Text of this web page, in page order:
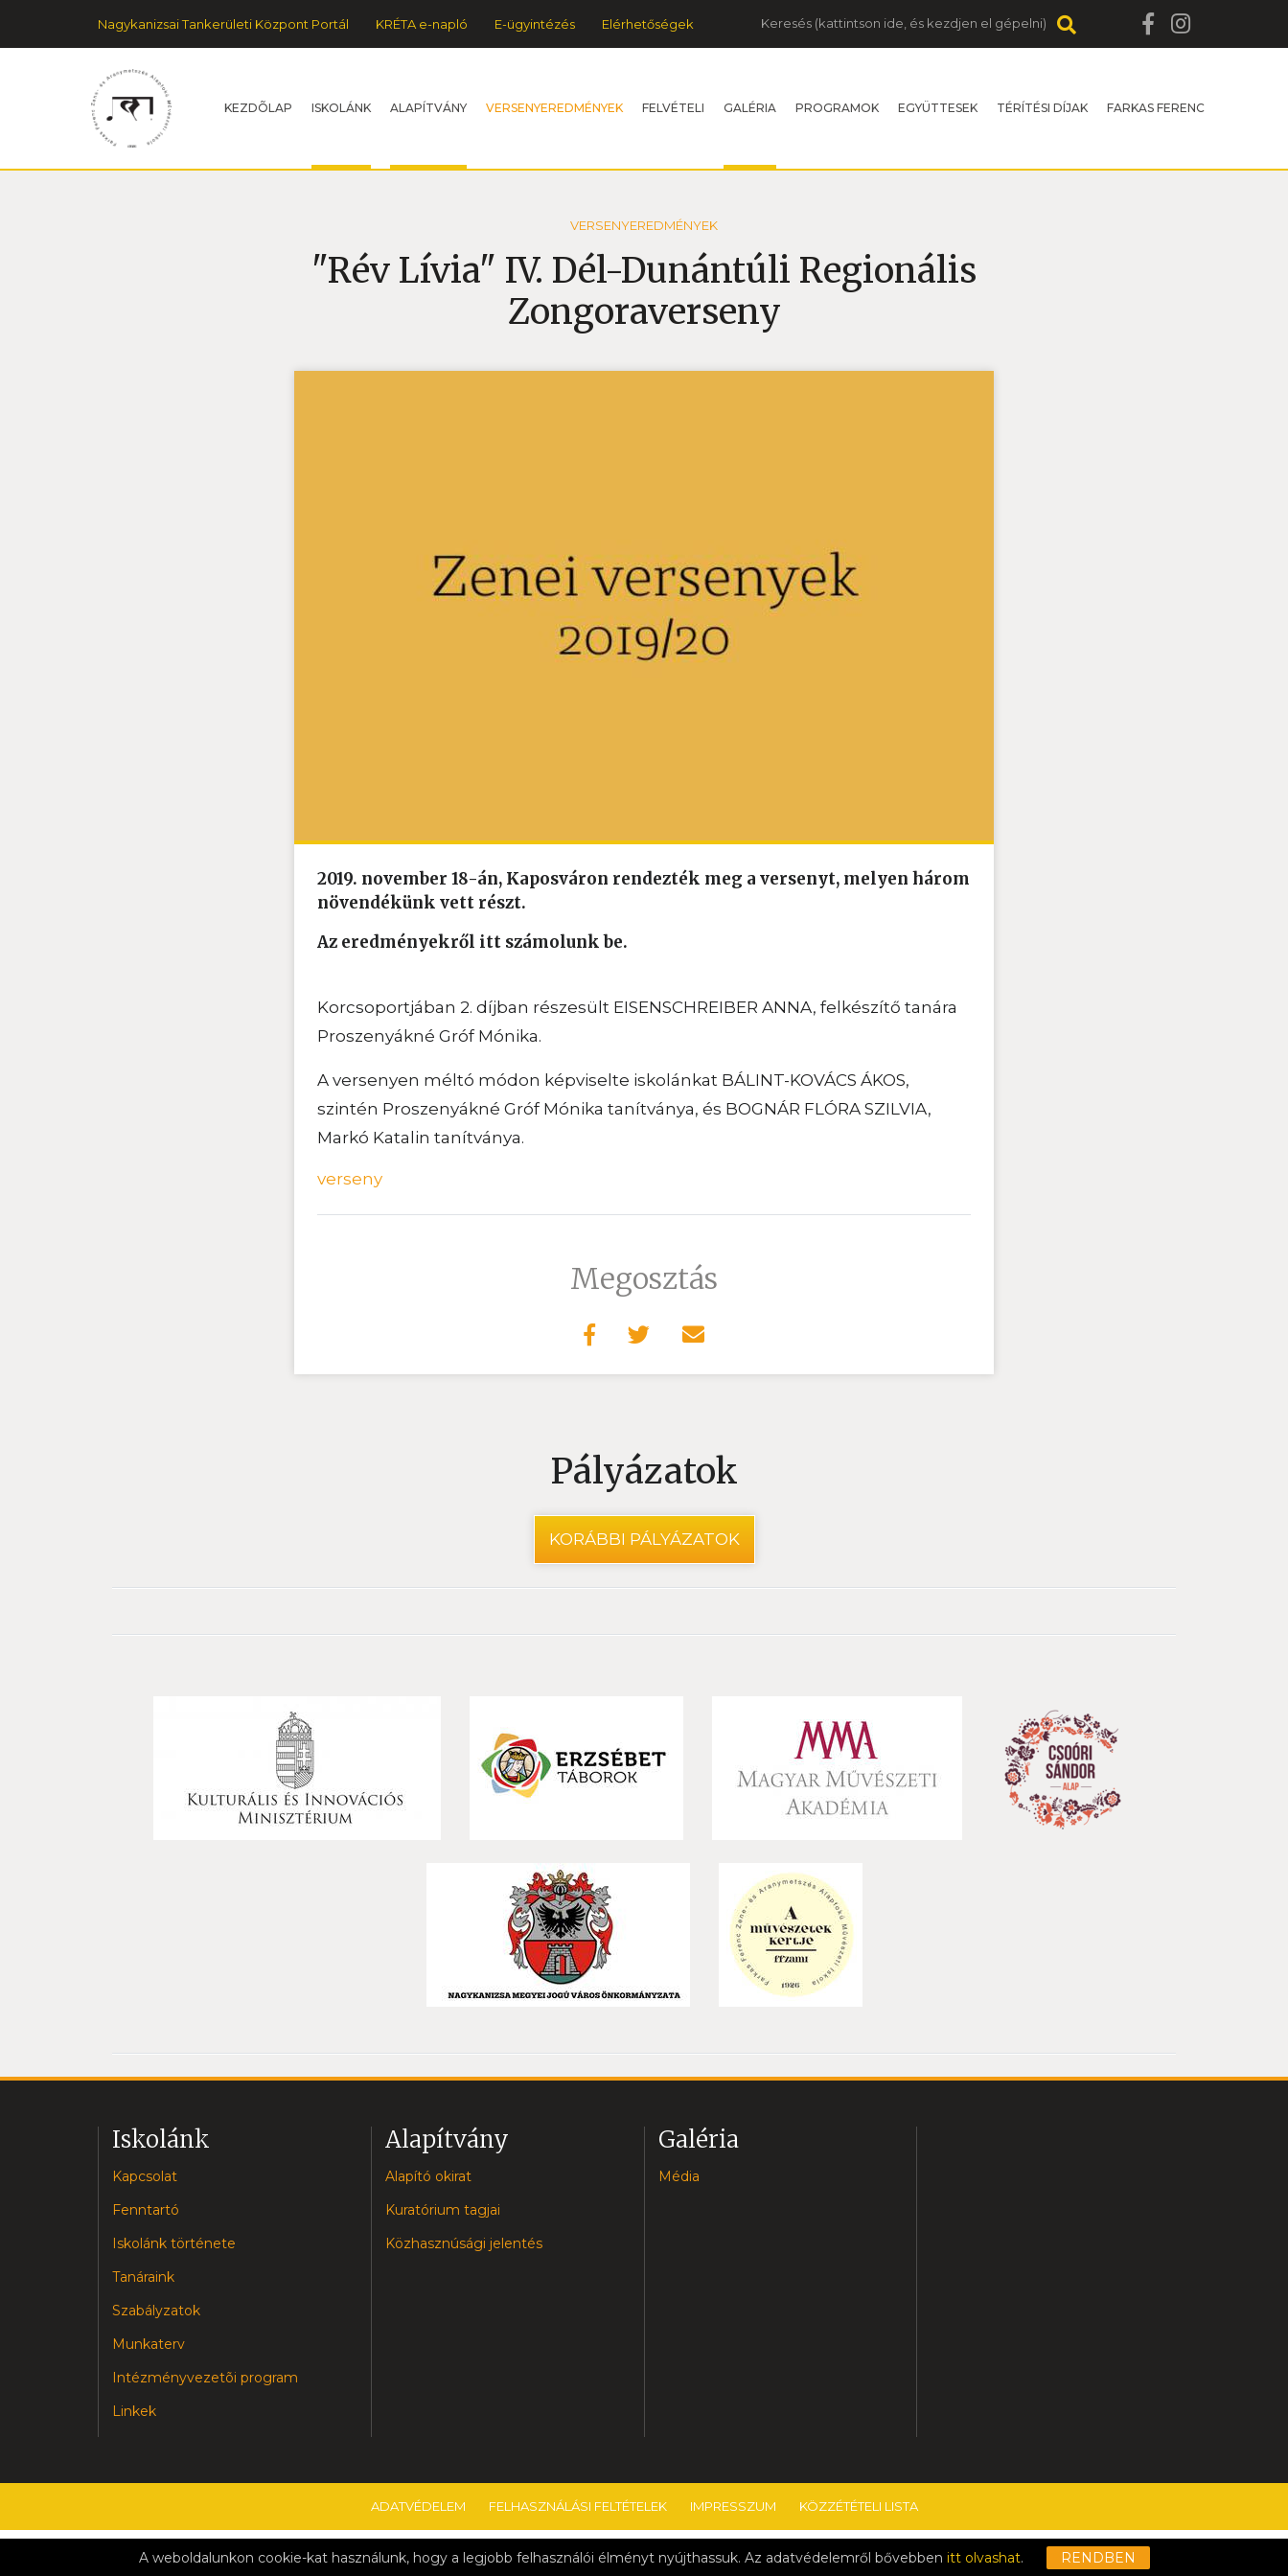
A weboldalunkon cookie-kat használunk, hogy a legjobb felhasználói élményt nyújthassuk. Az adatvédelemről bővebben itt olvashat. RENDBEN
Nagykanizsai Tankerületi Központ Portál KRÉTA e-napló E-ügyintézés Elérhetőségek Keresés
KEZDÕLAP ISKOLÁNK ALAPÍTVÁNY VERSENYEREDMÉNYEK FELVÉTELI GALÉRIA PROGRAMOK EGYÜTTESEK TÉRÍTÉSI DÍJAK FARKAS FERENC
VERSENYEREDMÉNYEK
"Rév Lívia" IV. Dél-Dunántúli Regionális
Zongoraverseny
2019. november 18-án, Kaposváron rendezték meg a versenyt, melyen három
növendékünk vett részt.
Az eredményekről itt számolunk be.
Korcsoportjában 2. díjban részesült EISENSCHREIBER ANNA, felkészítő tanára
Proszenyákné Gróf Mónika.
A versenyen méltó módon képviselte iskolánkat BÁLINT-KOVÁCS ÁKOS,
szintén Proszenyákné Gróf Mónika tanítványa, és BOGNÁR FLÓRA SZILVIA,
Markó Katalin tanítványa.
verseny
Megosztás
Pályázatok
KORÁBBI PÁLYÁZATOK
Iskolánk
Kapcsolat
Fenntartó
Iskolánk története
Tanáraink
Szabályzatok
Munkaterv
Intézményvezetõi program
Linkek
Alapítvány
Alapító okirat
Kuratórium tagjai
Közhasznúsági jelentés
Galéria
Média
ADATVÉDELEM FELHASZNÁLÁSI FELTÉTELEK IMPRESSZUM KÖZZÉTÉTELI LISTA
Copyright © 2025 Farkas Ferenc Zene- és Aranymetszés Alapfokú Művészeti Iskola & Nagykanizsai Tankerületi Központ Kattintson ide a szerkesztéshez.